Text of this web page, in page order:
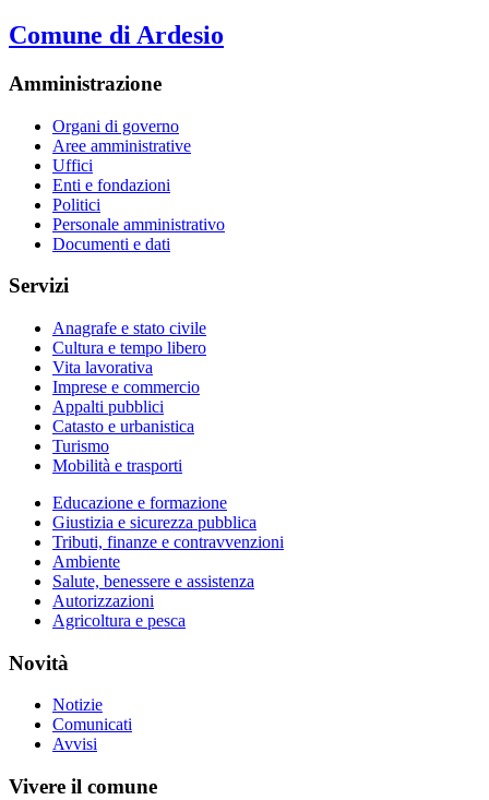
Comune di Ardesio
Amministrazione
Organi di governo
Aree amministrative
Uffici
Enti e fondazioni
Politici
Personale amministrativo
Documenti e dati
Servizi
Anagrafe e stato civile
Cultura e tempo libero
Vita lavorativa
Imprese e commercio
Appalti pubblici
Catasto e urbanistica
Turismo
Mobilità e trasporti
Educazione e formazione
Giustizia e sicurezza pubblica
Tributi, finanze e contravvenzioni
Ambiente
Salute, benessere e assistenza
Autorizzazioni
Agricoltura e pesca
Novità
Notizie
Comunicati
Avvisi
Vivere il comune